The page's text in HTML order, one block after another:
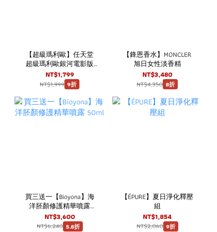
【超級瑪利歐】任天堂
超級瑪利歐銀河電影版
耀西YOSHI蛋迷你場景組
NT$1,799
NT$1,999 9折
【鋒恩香水】MONCLER
旭日女性淡香精
NT$3,480
NT$4,350 8折
買三送一【Bioyona】海
洋胚顏修護精華噴露
50ml
NT$3,600
NT$6,240 5.8折
【ÉPURE】夏日淨化釋壓
組
NT$1,854
NT$2,060 9折